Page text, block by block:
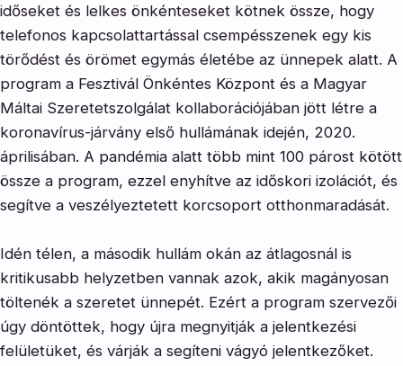
időseket és lelkes önkénteseket kötnek össze, hogy
telefonos kapcsolattartással csempésszenek egy kis
törődést és örömet egymás életébe az ünnepek alatt. A
program a Fesztivál Önkéntes Központ és a Magyar
Máltai Szeretetszolgálat kollaborációjában jött létre a
koronavírus-járvány első hullámának idején, 2020.
áprilisában. A pandémia alatt több mint 100 párost kötött
össze a program, ezzel enyhítve az időskori izolációt, és
segítve a veszélyeztetett korcsoport otthonmaradását.
Idén télen, a második hullám okán az átlagosnál is
kritikusabb helyzetben vannak azok, akik magányosan
töltenék a szeretet ünnepét. Ezért a program szervezői
úgy döntöttek, hogy újra megnyitják a jelentkezési
felületüket, és várják a segíteni vágyó jelentkezőket.